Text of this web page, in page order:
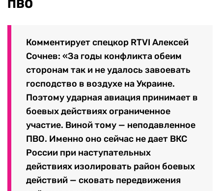
ПВО
Комментирует спецкор RTVI Алексей
Сочнев: «За годы конфликта обеим
сторонам так и не удалось завоевать
господство в воздухе на Украине.
Поэтому ударная авиация принимает в
боевых действиях ограниченное
участие. Виной тому — неподавленное
ПВО. Именно оно сейчас не дает ВКС
России при наступательных
действиях изолировать район боевых
действий — сковать передвижения